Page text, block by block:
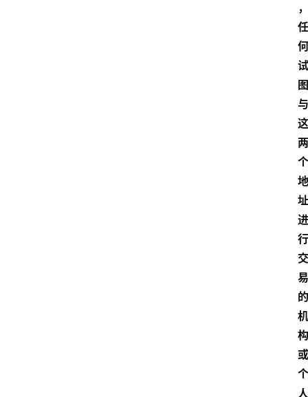
，
任
何
试
图
与
这
两
个
地
址
进
行
交
易
的
机
构
或
个
人